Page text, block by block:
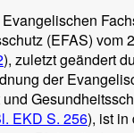
(EFAS) vom
), zuletzt geändert
der
EKD S. 256), ist in